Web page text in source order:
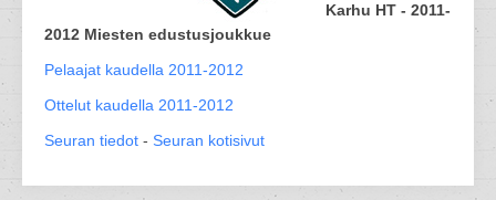
Karhu HT - 2011-
2012 Miesten edustusjoukkue
Pelaajat kaudella 2011-2012
Ottelut kaudella 2011-2012
Seuran tiedot - Seuran kotisivut